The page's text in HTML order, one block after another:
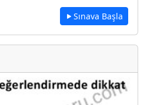
Sınava Başla